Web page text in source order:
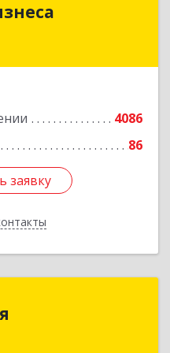
4086
86
заявку
2-й пер, дом
заявку
Смоленск г, Большая